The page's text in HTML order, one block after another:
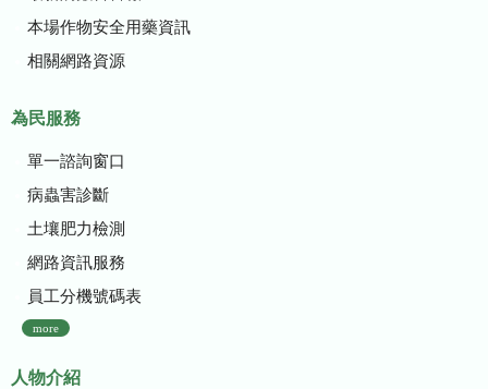
本場作物安全用藥資訊
相關網路資源
為民服務
單一諮詢窗口
病蟲害診斷
土壤肥力檢測
網路資訊服務
員工分機號碼表
more
人物介紹